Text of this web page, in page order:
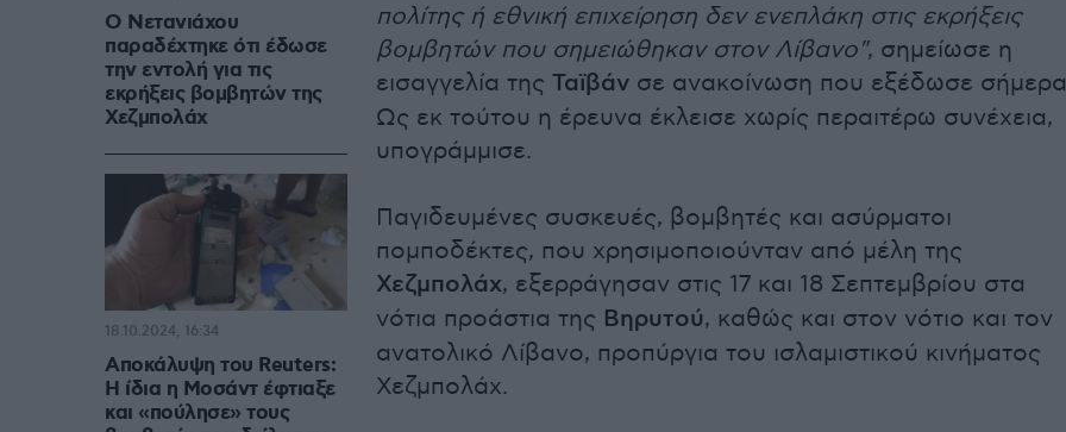
πολίτης ή εθνική επιχείρηση δεν ενεπλάκη στις εκρήξεις
βομβητών που σημειώθηκαν στον Λίβανο", σημείωσε η
εισαγγελία της Ταϊβάν σε ανακοίνωση που εξέδωσε
Ως εκ τούτου η έρευνα έκλεισε χωρίς περαιτέρω συνέχεια,
υπογράμμισε.
Παγιδευμένες συσκευές, βομβητές και ασύρματοι
πομποδέκτες, που χρησιμοποιούνταν από μέλη της
Χεζμπολάχ, εξερράγησαν στις 17 και 18 Σεπτεμβρίου στα
νότια προάστια της Βηρυτού, καθώς και στον νότιο και τον
ανατολικό Λίβανο, προπύργια του ισλαμιστικού κινήματος
Χεζμπολάχ.
Ο Νετανιάχου
παραδέχτηκε ότι έδωσε
την εντολή για τις
εκρήξεις βομβητών της
Χεζμπολάχ
Αποκάλυψη του Reuters:
Η ίδια η Μοσάντ έφτιαξε
και «πούλησε» τους
18.10.2024, 16:34